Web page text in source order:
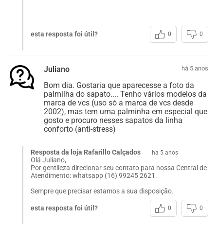
esta resposta foi útil? 0 0
Juliano há 5 anos
Bom dia. Gostaria que aparecesse a foto da
palmilha do sapato.... Tenho vários modelos da
marca de vcs (uso só a marca de vcs desde
2002), mas tem uma palminha em especial que
gosto e procuro nesses sapatos da linha
conforto (anti-stress)
Resposta da loja Rafarillo Calçados há 5 anos
Olá Juliano,
Por gentileza direcionar seu contato para nossa Central de
Atendimento: whatsapp (16) 99245 2621.
Sempre que precisar estamos a sua disposição.
esta resposta foi útil? 0 0